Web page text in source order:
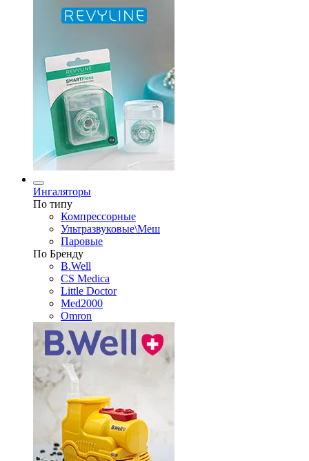
Ингаляторы
По типу
Компрессорные
Ультразвуковые\Меш
Паровые
По Бренду
B.Well
CS Medica
Little Doctor
Med2000
Omron